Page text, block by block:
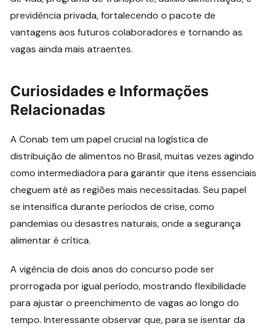
previdência privada, fortalecendo o pacote de
vantagens aos futuros colaboradores e tornando as
vagas ainda mais atraentes.
Curiosidades e Informações
Relacionadas
A Conab tem um papel crucial na logística de
distribuição de alimentos no Brasil, muitas vezes agindo
como intermediadora para garantir que itens essenciais
cheguem até as regiões mais necessitadas. Seu papel
se intensifica durante períodos de crise, como
pandemias ou desastres naturais, onde a segurança
alimentar é crítica.
A vigência de dois anos do concurso pode ser
prorrogada por igual período, mostrando flexibilidade
para ajustar o preenchimento de vagas ao longo do
tempo. Interessante observar que, para se isentar da